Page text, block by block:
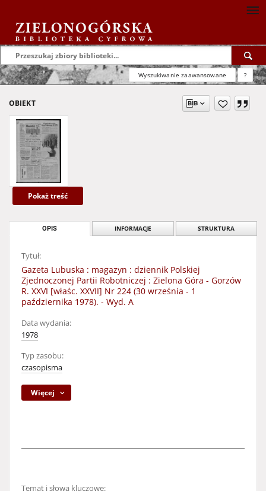
Wyszukiwanie zaawansowane ?
OBIEKT
Pokaż treść
OPIS INFORMACJE STRUKTURA
Tytuł:
Gazeta Lubuska : magazyn : dziennik Polskiej
Zjednoczonej Partii Robotniczej : Zielona Góra - Gorzów
R. XXVI [właśc. XXVII] Nr 224 (30 września - 1
października 1978). - Wyd. A
Data wydania:
1978
Typ zasobu:
czasopisma
Więcej
Temat i słowa kluczowe: